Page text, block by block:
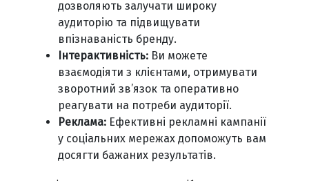
дозволяють залучати широку
аудиторію та підвищувати
впізнаваність бренду.
Інтерактивність: Ви можете
взаємодіяти з клієнтами, отримувати
зворотний зв’язок та оперативно
реагувати на потреби аудиторії.
Реклама: Ефективні рекламні кампанії
у соціальних мережах допоможуть вам
досягти бажаних результатів.